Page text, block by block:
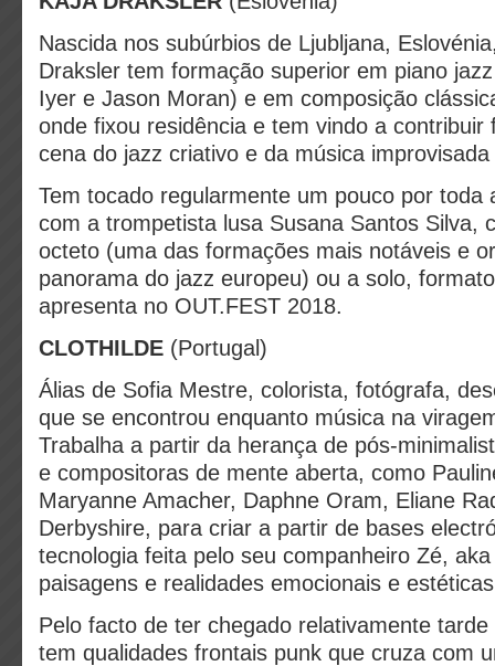
Nascida nos subúrbios de Ljubljana,
Draksler tem formação superior em piano
Iyer e Jason Moran) e em composição
onde fixou residência e tem vindo a contribuir
cena do jazz criativo e da música
Tem tocado regularmente um pouco por toda
com a trompetista lusa Susana Santos Silva,
octeto (uma das formações mais notáveis e
panorama do jazz europeu) ou a solo,
apresenta no OUT.FEST 2018.
CLOTHILDE (Portugal)
Álias de Sofia Mestre, colorista, fotógrafa,
que se encontrou enquanto música na
Trabalha a partir da herança de pós-
e compositoras de mente aberta, como
Maryanne Amacher, Daphne Oram, Eliane
Derbyshire, para criar a partir de bases
tecnologia feita pelo seu companheiro Zé,
paisagens e realidades emocionais e
Pelo facto de ter chegado relativamente
tem qualidades frontais punk que cruza com